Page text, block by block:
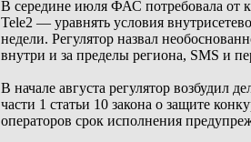
В середине июля ФАС потребовала
Tele2 — уравнять условия
недели. Регулятор назвал
внутри и за пределы региона, SMS и
В начале августа регулятор
части 1 статьи 10 закона о защите
операторов срок исполнения